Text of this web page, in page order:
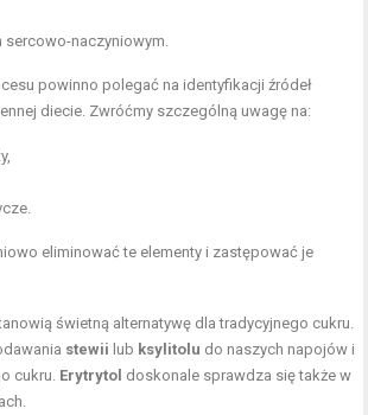
sercowo-naczyniowym.
powinno polegać na identyfikacji źródeł
diecie. Zwróćmy szczególną uwagę na:
eliminować te elementy i zastępować je
świetną alternatywę dla tradycyjnego cukru.
stewii lub ksylitolu do naszych napojów i
cukru. Erytrytol doskonale sprawdza się także w